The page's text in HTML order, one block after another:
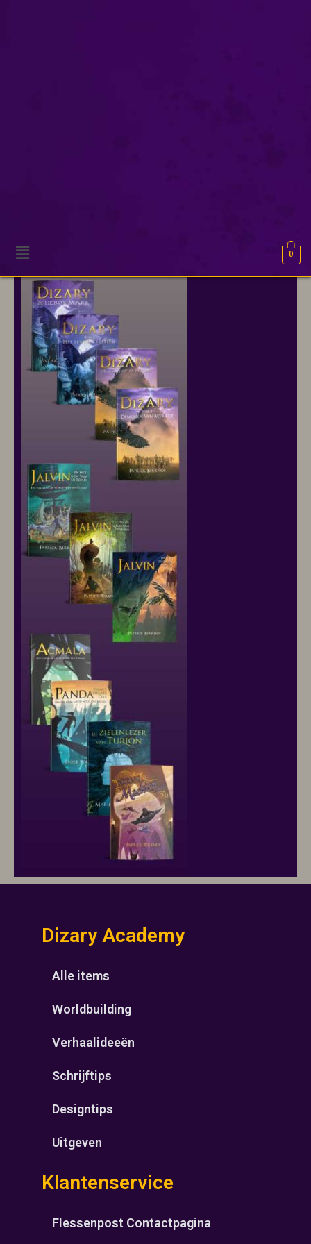
0
Dizary Academy
Alle items
Worldbuilding
Verhaalideeën
Schrijftips
Designtips
Uitgeven
Klantenservice
Flessenpost Contactpagina